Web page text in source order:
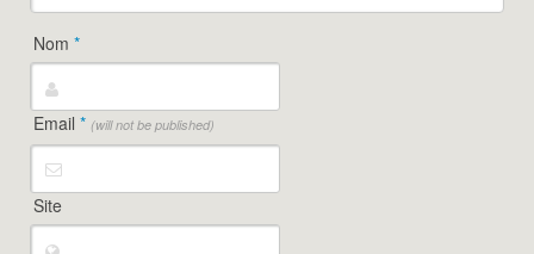
Nom*
Email* (will not be published)
Site